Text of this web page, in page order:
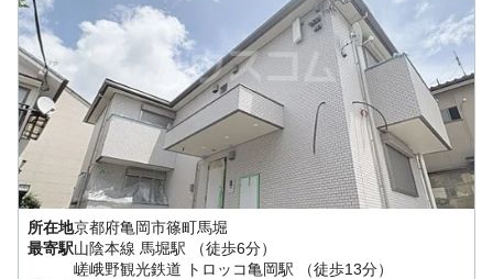
所在地京都府亀岡市篠町馬堀
最寄駅山陰本線 馬堀駅
（徒歩6分）
嵯峨野観光鉄道
トロッコ亀岡駅
（徒歩13分）